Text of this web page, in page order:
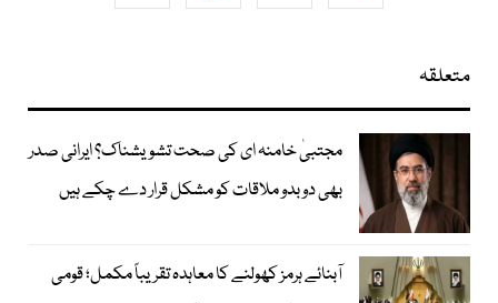
متعلقہ
مجتبیٰ خامنہ ای کی صحت تشویشناک؟ ایرانی صدر
بھی دوبدو ملاقات کو مشکل قرار دے چکے ہیں
آبنائے ہرمز کھولنے کا معاہدہ تقریباً مکمل؛ قومی